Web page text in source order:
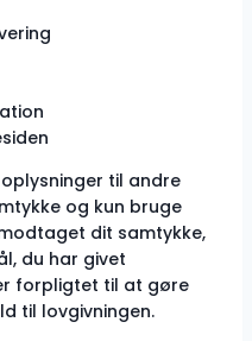
til andre
og kun bruge
dit samtykke,
du har givet
forpligtet til at gøre
til lovgivningen.